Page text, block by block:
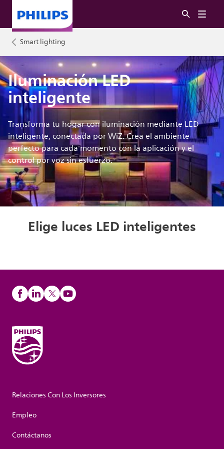
Smart lighting
Iluminación LED
inteligente
Transforma tu hogar con iluminación mediante LED
inteligente, conectada por WiZ. Crea el ambiente
perfecto para cada momento con la aplicación y el
control por voz sin esfuerzo.
Elige luces LED inteligentes
Relaciones Con Los Inversores
Empleo
Contáctanos